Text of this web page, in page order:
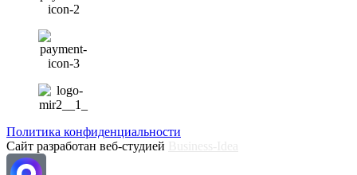
Политика конфиденциальности
Сайт разработан веб-студией